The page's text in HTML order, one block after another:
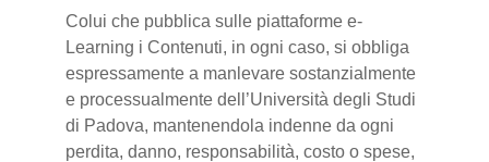
Colui che pubblica sulle piattaforme e-
Learning i Contenuti, in ogni caso, si obbliga
espressamente a manlevare sostanzialmente
e processualmente dell’Università degli Studi
di Padova, mantenendola indenne da ogni
perdita, danno, responsabilità, costo o spese,